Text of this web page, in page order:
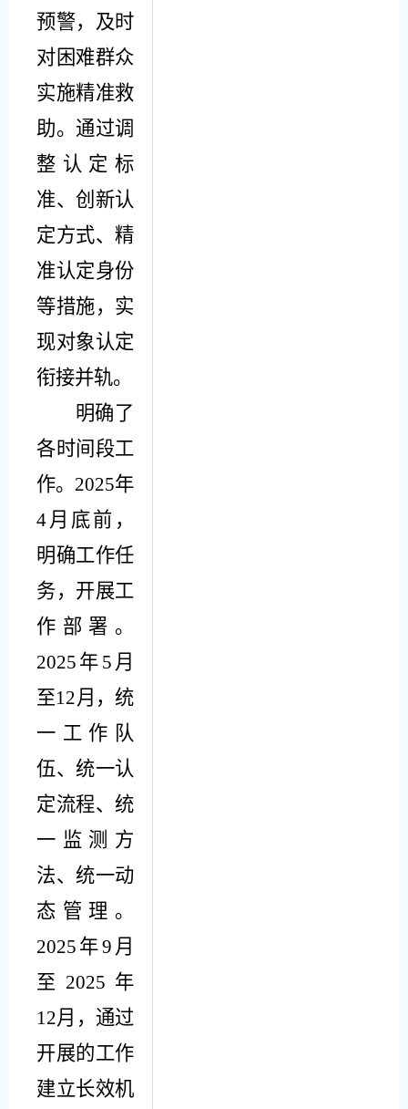
预警，及时
对困难群众
实施精准救
助。 通过调
整认定标
准、创新认
定方式、精
准认定身份
等措施，实
现对象认定
衔接并轨。
明确了
各时间段工
作。 2025年
4 月底前，
明确工作任
务，开展工
作部署。
2025 年 5 月
至12月，统
一工作队
伍、统一认
定流程、统
一监测方
法、统一动
态管理。
2025 年9 月
至 2025 年
12月，通过
开展的工作
建立长效机